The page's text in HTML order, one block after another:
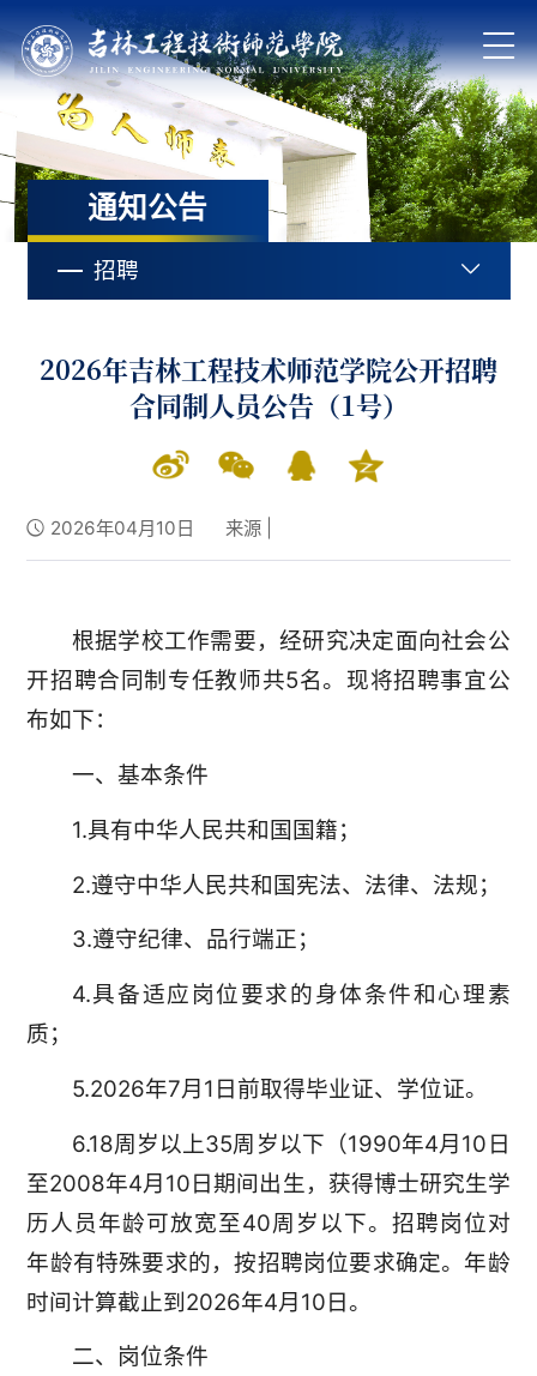
通知公告
招聘
2026年吉林工程技术师范学院公开招聘
合同制人员公告（1号）
2026年04月10日 来源 |
根据学校工作需要，经研究决定面向社会公
开招聘合同制专任教师共5名。现将招聘事宜公
布如下：
一、基本条件
1.具有中华人民共和国国籍；
2.遵守中华人民共和国宪法、法律、法规；
3.遵守纪律、品行端正；
4.具备适应岗位要求的身体条件和心理素
质；
5.2026年7月1日前取得毕业证、学位证。
6.18周岁以上35周岁以下（1990年4月10日
至2008年4月10日期间出生，获得博士研究生学
历人员年龄可放宽至40周岁以下。招聘岗位对
年龄有特殊要求的，按招聘岗位要求确定。年龄
时间计算截止到2026年4月10日。
二、岗位条件